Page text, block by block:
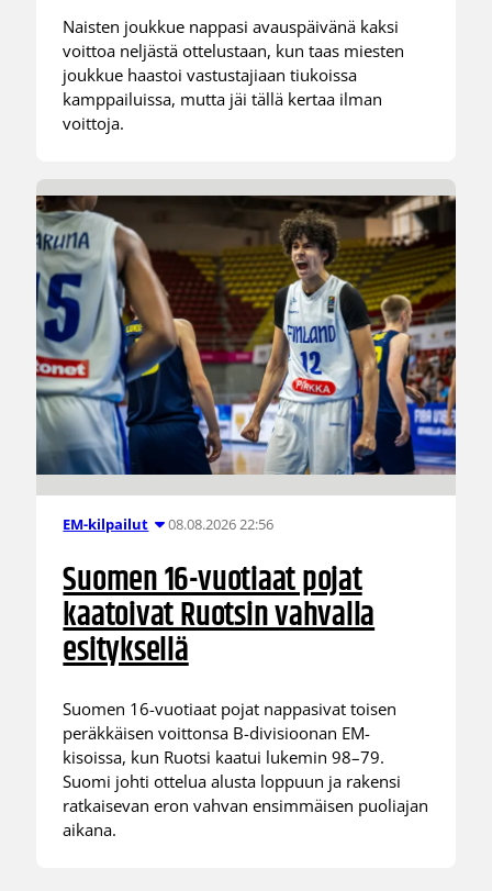
Naisten joukkue nappasi avauspäivänä kaksi
voittoa neljästä ottelustaan, kun taas miesten
joukkue haastoi vastustajiaan tiukoissa
kamppailuissa, mutta jäi tällä kertaa ilman
voittoja.
EM-kilpailut 08.08.2026 22:56
Suomen 16-vuotiaat pojat
kaatoivat Ruotsin vahvalla
esityksellä
Suomen 16-vuotiaat pojat nappasivat toisen
peräkkäisen voittonsa B-divisioonan EM-
kisoissa, kun Ruotsi kaatui lukemin 98–79.
Suomi johti ottelua alusta loppuun ja rakensi
ratkaisevan eron vahvan ensimmäisen puoliajan
aikana.